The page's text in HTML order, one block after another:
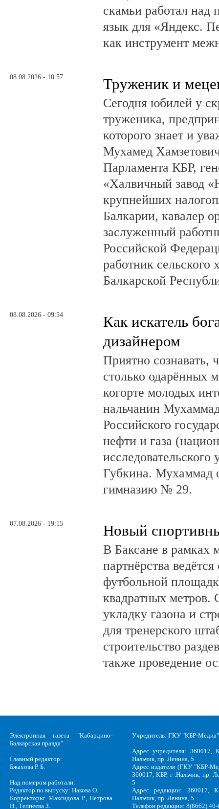
скамьи работал над
язык для «Яндекс.
как инструмент
08.08.2026 - 10:57 Труженик и
Сегодня юбилей у
труженика,
которого знает и
Мухамед
Парламента КБР,
«Халвичный завод
крупнейших
Балкарии, кавалер
заслуженный
Российской
работник сельского
Балкарской
08.08.2026 - 09:54
Как искатель
дизайнером
Приятно сознавать,
столько одарённых
когорте молодых
нальчанин
Российского
нефти и газа
Губкина. Мухаммад
гимназию № 29.
07.08.2026 - 19:15 Новый
В Баксане в рамках
партнёрства
футбольной
квадратных метров.
укладку газона и
для тренерского
строительство
также проведение
Электронная газета "Кабардино-
Балкарская правда"
Главный редактор:
Бжахова Р. Б.
Над номером работали:
Редактор по выпуску: Накова О.
Корректоры: Максидова Р., Петрова
Н., Теппеева З.
Учредитель: ГКУ "КБР-Медиа"
Адрес учредителя: 360017,
Нальчик, пр. Ленина, 5
Адрес издателя (ГКУ "КБР-
360017, КБР, г .Нальчик, пр.
5
Адрес редакции: 360017,
Нальчик, пр. Ленина, 5
Телефон редакции: 8(8662)